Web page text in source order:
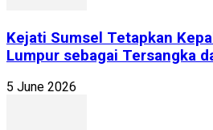
Kejati Sumsel Tetapkan
Lumpur sebagai Tersangka
5 June 2026